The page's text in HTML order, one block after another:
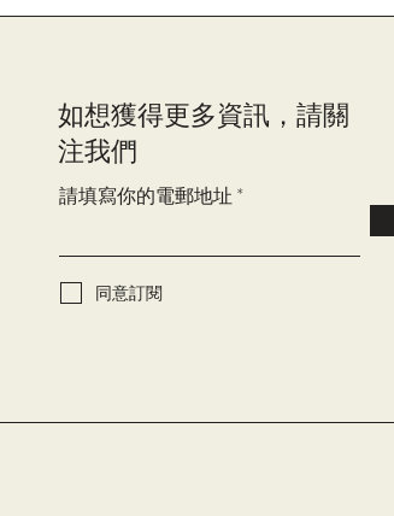
​如想獲得更多資訊，請關
注我們
請填寫你的電郵地址
同意訂閱